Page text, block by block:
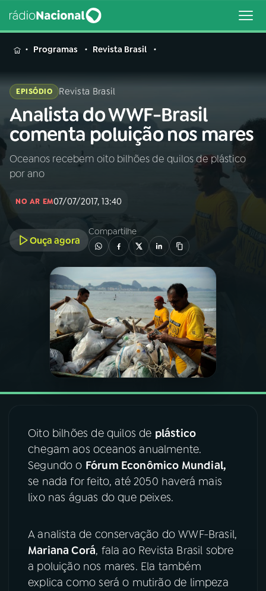
MENU
Buscar
na
Rádio
Nacional
Buscar
PROGRAMAÇÃO
PROGRAMAS
PODCASTS
07ÚLTIMAS
FESTIVAL DE MÚSICA
ACOMPANHE A RÁDIO NACIONAL
YouTube Facebook
Instagram X
Programas Revista Brasil
EPISÓDIO Revista Brasil
Analista do WWF-Brasil
comenta poluição nos mares
Oceanos recebem oito bilhões de quilos de plástico
por ano
NO AR EM07/07/2017, 13:40
Ouça agora
Compartilhe
Oito bilhões de quilos de plástico
chegam aos oceanos anualmente.
Segundo o Fórum Econômico Mundial,
se nada for feito, até 2050 haverá mais
lixo nas águas do que peixes.
A analista de conservação do WWF-Brasil,
Mariana Corá, fala ao Revista Brasil sobre
a poluição nos mares. Ela também
explica como será o mutirão de limpeza